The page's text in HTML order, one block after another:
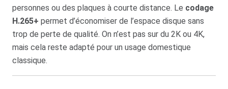
personnes ou des plaques à courte distance. Le codage
H.265+ permet d’économiser de l’espace disque sans
trop de perte de qualité. On n’est pas sur du 2K ou 4K,
mais cela reste adapté pour un usage domestique
classique.